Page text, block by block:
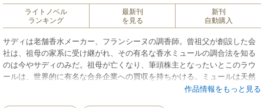
ライトノベル
ランキング
最新刊
を見る
新刊
自動購入
サディは老舗香水メーカー、フランシーヌの調香師。曾祖父が創設した会
社は、祖母の家系に受け継がれ、その有名な香水ミュールの調合法を知る
のは今やサディのみだ。祖母が亡くなり、筆頭株主となったいとこのラウ
ールは、世界的に有名な合弁企業への買収を持ちかける。ミュールは天然
素材のみで作られ、年間の生産量は限られている。合理的な経営方針をと
作品情報をもっと見る